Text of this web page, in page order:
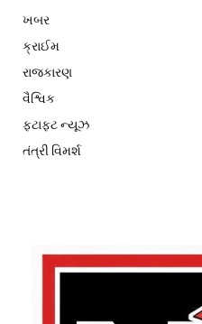
ખબર
ક્રાઈમ
રાજકારણ
વૈશ્વિક
ફટાફટ ન્યૂઝ
તંત્રી વિમર્શ